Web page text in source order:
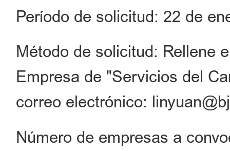
Período de solicitud: 22 de
Método de solicitud: Rellene
Empresa de "Servicios del
correo electrónico:
Número de empresas a